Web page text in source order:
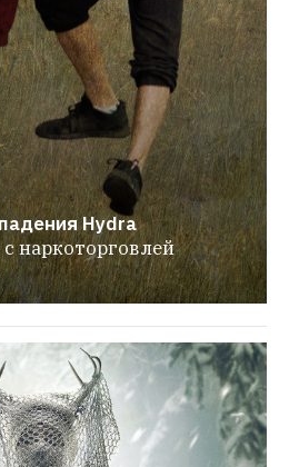
Hydra
наркоторговлей